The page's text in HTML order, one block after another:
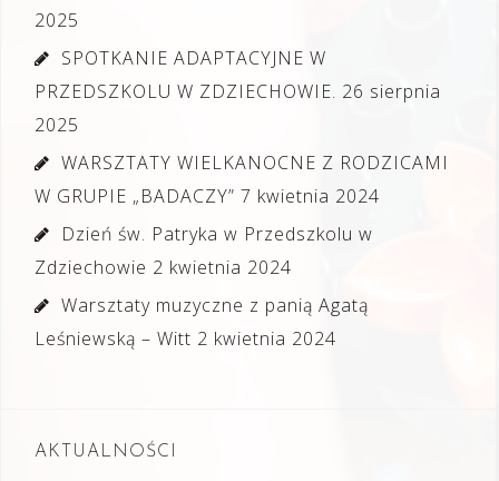
2025
SPOTKANIE ADAPTACYJNE W
PRZEDSZKOLU W ZDZIECHOWIE. 26 sierpnia
2025
WARSZTATY WIELKANOCNE Z RODZICAMI
W GRUPIE „BADACZY” 7 kwietnia 2024
Dzień św. Patryka w Przedszkolu w
Zdziechowie 2 kwietnia 2024
Warsztaty muzyczne z panią Agatą
Leśniewską – Witt 2 kwietnia 2024
AKTUALNOŚCI